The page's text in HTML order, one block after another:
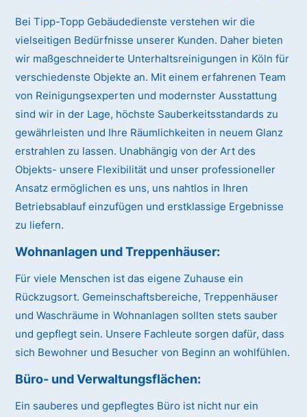
Bei Tipp-Topp Gebäudedienste verstehen wir die
vielseitigen Bedürfnisse unserer Kunden. Daher bieten
wir maßgeschneiderte Unterhaltsreinigungen in Köln für
verschiedenste Objekte an. Mit einem erfahrenen Team
von Reinigungsexperten und modernster Ausstattung
sind wir in der Lage, höchste Sauberkeitsstandards zu
gewährleisten und Ihre Räumlichkeiten in neuem Glanz
erstrahlen zu lassen. Unabhängig von der Art des
Objekts- unsere Flexibilität und unser professioneller
Ansatz ermöglichen es uns, uns nahtlos in Ihren
Betriebsablauf einzufügen und erstklassige Ergebnisse
zu liefern.
Wohnanlagen und Treppenhäuser:
Für viele Menschen ist das eigene Zuhause ein
Rückzugsort. Gemeinschaftsbereiche, Treppenhäuser
und Waschräume in Wohnanlagen sollten stets sauber
und gepflegt sein. Unsere Fachleute sorgen dafür, dass
sich Bewohner und Besucher von Beginn an wohlfühlen.
Büro- und Verwaltungsflächen:
Ein sauberes und gepflegtes Büro ist nicht nur ein